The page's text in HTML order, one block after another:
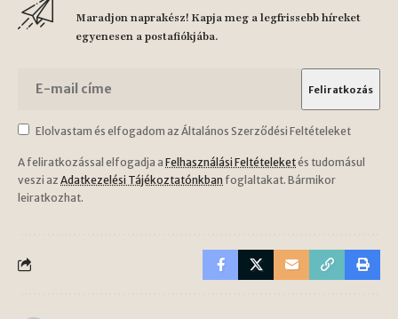
Maradjon naprakész! Kapja meg a legfrissebb híreket
egyenesen a postafiókjába.
Elolvastam és elfogadom az Általános Szerződési Feltételeket
A feliratkozással elfogadja a Felhasználási Feltételeketés tudomásul
veszi az Adatkezelési Tájékoztatónkban foglaltakat. Bármikor
leiratkozhat.